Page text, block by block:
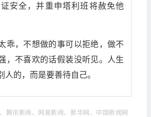
安全，并重申塔利班将赦免他
乖，不想做的事可以拒绝，做不
，不喜欢的话假装没听见。人生
人的，而是要善待自己。
腾讯新闻、网易新闻、新华网、中国新闻网